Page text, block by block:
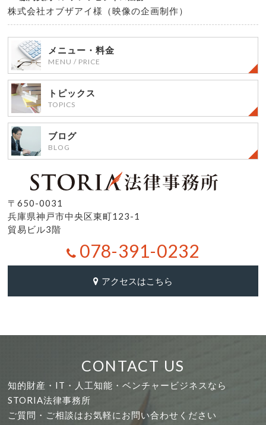
株式会社オブザアイ様（映像の企画制作）
メニュー・料金
MENU / PRICE
トピックス
TOPICS
ブログ
BLOG
〒650-0031
兵庫県神戸市中央区東町123-1
貿易ビル3階
078-391-0232
アクセスはこちら
CONTACT US
知的財産・IT・人工知能・ベンチャービジネスなら
STORIA法律事務所
ご質問・ご相談はお気軽にお問い合わせください